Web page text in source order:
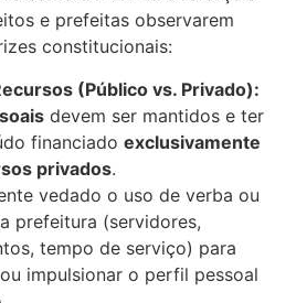
e prefeitas observarem
constitucionais:
(Público vs. Privado):
devem ser mantidos e ter
financiado exclusivamente
privados.
vedado o uso de verba ou
prefeitura (servidores,
tempo de serviço) para
impulsionar o perfil pessoal